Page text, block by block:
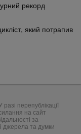
рекорд
який потрапив
перепублікації
на сайт
за
джерела та думки